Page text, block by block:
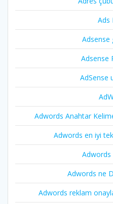
Ads
Adsense
Adsense
AdSense
Adwords Anahtar Kelime
Adwords en iyi
Adwords
Adwords ne
Adwords reklam